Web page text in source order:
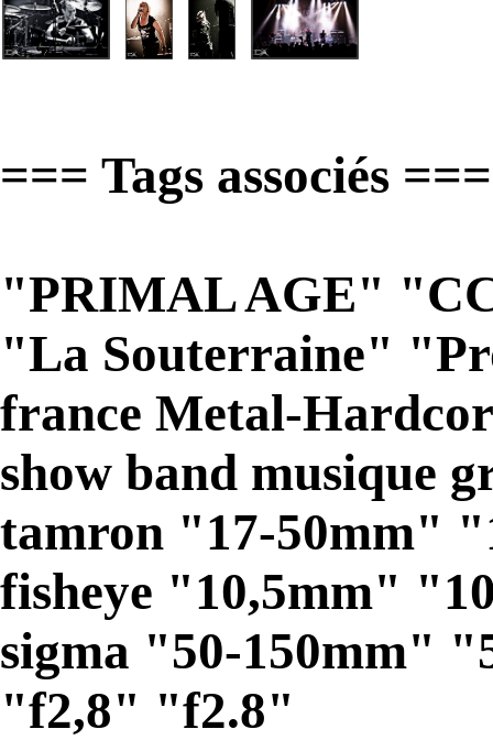
=== Tags associés ===
"PRIMAL AGE"
"La Souterraine"
france Metal-
show band musique
tamron "17-50mm"
fisheye "10,5mm"
sigma "50-150mm"
"f2,8" "f2.8"